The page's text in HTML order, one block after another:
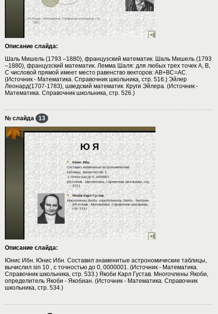
Описание слайда:
Шаль Мишель (1793 –1880), французский математик. Шаль Мишель (1793
–1880), французский математик. Лемма Шаля: для любых трех точек A, B,
C числовой прямой имеет место равенство векторов: AB+BC=AC.
(Источник - Математика. Справочник школьника, стр. 516.) Эйлер
Леонард(1707-1783), шведский математик. Круги Эйлера. (Источник -
Математика. Справочник школьника, стр. 526.)
№ слайда 13
Описание слайда:
Юнис Ибн. Юнис Ибн. Составил знаменитые астрономические таблицы,
вычислил sin 10 , с точностью до 0, 0000001. (Источник - Математика.
Справочник школьника, стр. 533.) Якоби Карл Густав. Многочлены Якоби,
определитель Якоби - Якобиан. (Источник - Математика. Справочник
школьника, стр. 534.)